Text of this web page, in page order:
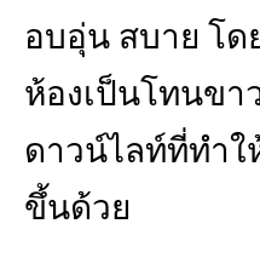
อบอุ่น สบาย โ
ห้องเป็นโทนขา
ดาวน์ไลท์ที่ทำ
ขึ้นด้วย